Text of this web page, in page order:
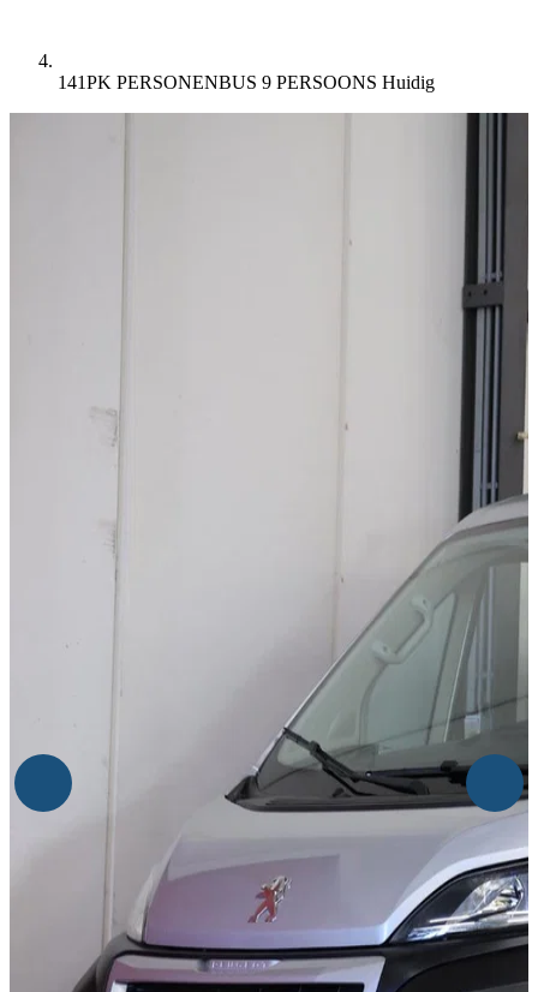
141PK PERSONENBUS 9 PERSOONS Huidig